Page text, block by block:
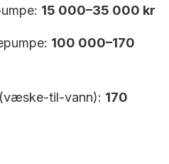
15 000–35 000 kr
100 000–170
til-vann): 170